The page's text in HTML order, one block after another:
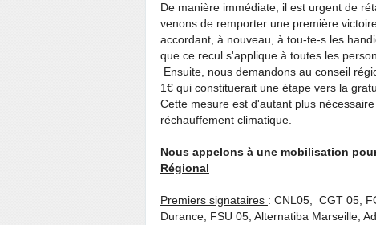
De manière immédiate, il est urgent de
venons de remporter une première
accordant, à nouveau, à tou-te-s les
que ce recul s'applique à toutes les
Ensuite, nous demandons au conseil
1€ qui constituerait une étape vers la
Cette mesure est d'autant plus
réchauffement climatique.
Nous appelons à une mobilisation
Régional
Premiers signataires : CNL05, CGT 05,
Durance, FSU 05, Alternatiba Marseille,